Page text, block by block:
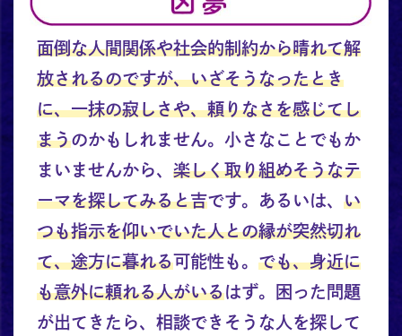
面倒な人間関係や社会的制約から晴れて解
放されるのですが、いざそうなったとき
に、一抹の寂しさや、頼りなさを感じてし
まうのかもしれません。小さなことでもか
まいませんから、 楽しく取り組めそうなテ
ーマを探してみると吉です。あるいは、 い
つも指示を仰いでいた人との縁が突然切れ
て、途方に暮れる可能性も。 でも、身近に
も意外に頼れる人がいるはず。困った問題
が出てきたら、相談できそうな人を探して